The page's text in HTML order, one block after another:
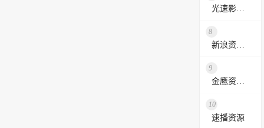
8
9
10
速播资源